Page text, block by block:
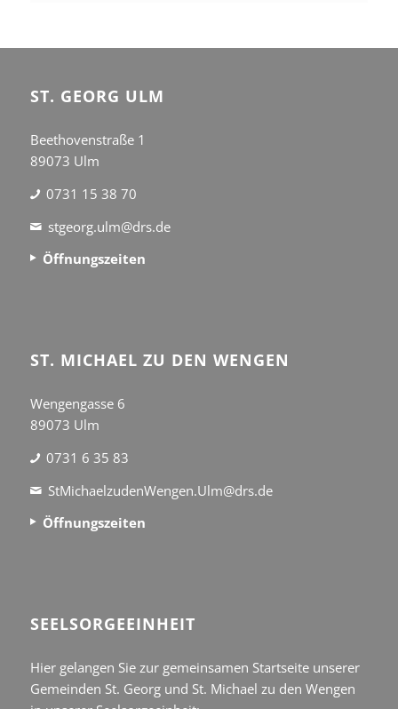
ST. GEORG ULM
Beethovenstraße 1
89073 Ulm
0731 15 38 70
stgeorg.ulm@drs.de
Öffnungszeiten
ST. MICHAEL ZU DEN WENGEN
Wengengasse 6
89073 Ulm
0731 6 35 83
StMichaelzudenWengen.Ulm@drs.de
Öffnungszeiten
SEEL­SORGE­EINHEIT
Hier gelangen Sie zur gemeinsamen Startseite unserer
Gemeinden St. Georg und St. Michael zu den Wengen